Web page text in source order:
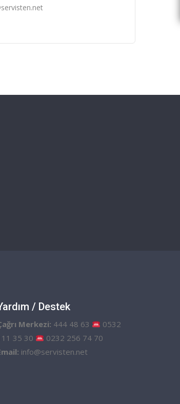
/ Destek
Merkezi: 444 48 63
0532
35 30
0232 256 74 70
info@servisten.net